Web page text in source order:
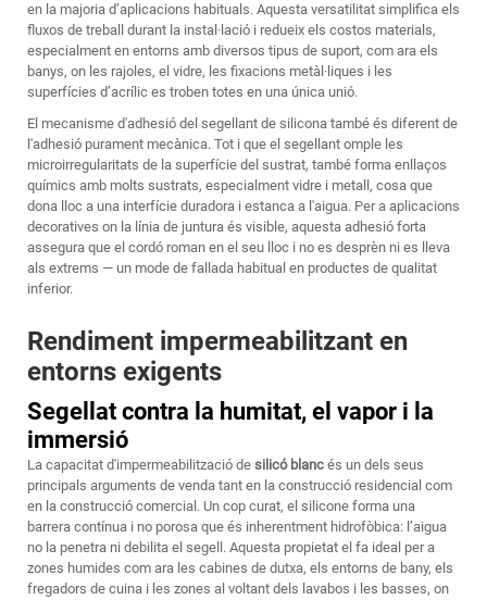
en la majoria d’aplicacions habituals. Aquesta versatilitat simplifica els
fluxos de treball durant la instal·lació i redueix els costos materials,
especialment en entorns amb diversos tipus de suport, com ara els
banys, on les rajoles, el vidre, les fixacions metàl·liques i les
superfícies d’acrílic es troben totes en una única unió.
El mecanisme d'adhesió del segellant de silicona també és diferent de
l'adhesió purament mecànica. Tot i que el segellant omple les
microirregularitats de la superfície del sustrat, també forma enllaços
químics amb molts sustrats, especialment vidre i metall, cosa que
dona lloc a una interfície duradora i estanca a l'aigua. Per a aplicacions
decoratives on la línia de juntura és visible, aquesta adhesió forta
assegura que el cordó roman en el seu lloc i no es desprèn ni es lleva
als extrems — un mode de fallada habitual en productes de qualitat
inferior.
Rendiment impermeabilitzant en
entorns exigents
Segellat contra la humitat, el vapor i la
immersió
La capacitat d'impermeabilització de silicó blanc és un dels seus
principals arguments de venda tant en la construcció residencial com
en la construcció comercial. Un cop curat, el silicone forma una
barrera contínua i no porosa que és inherentment hidrofòbica: l’aigua
no la penetra ni debilita el segell. Aquesta propietat el fa ideal per a
zones humides com ara les cabines de dutxa, els entorns de bany, els
fregadors de cuina i les zones al voltant dels lavabos i les basses, on